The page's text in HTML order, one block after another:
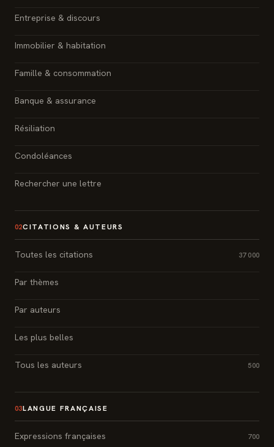
Entreprise & discours
Immobilier & habitation
Famille & consommation
Banque & assurance
Résiliation
Condoléances
Rechercher une lettre
02CITATIONS & AUTEURS
Toutes les citations 37 000
Par thèmes
Par auteurs
Les plus belles
Tous les auteurs 500
03LANGUE FRANÇAISE
Expressions françaises 700